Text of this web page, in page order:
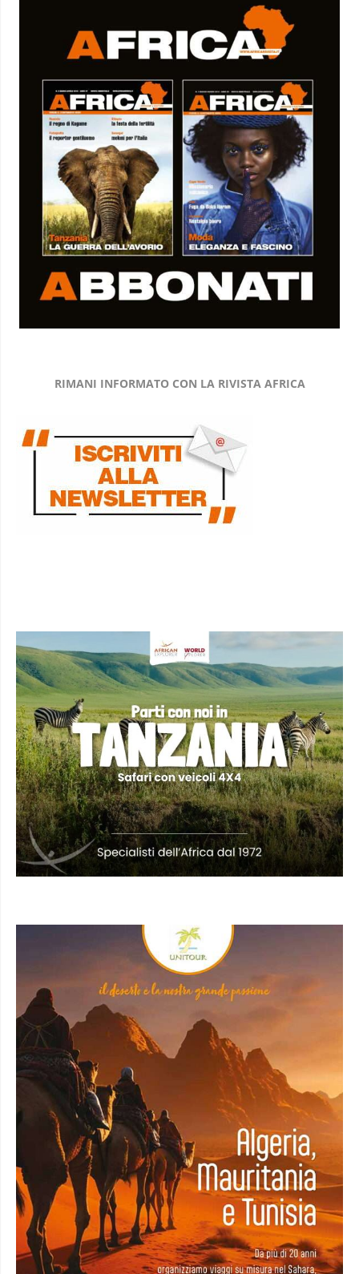
RIMANI INFORMATO CON LA RIVISTA AFRICA